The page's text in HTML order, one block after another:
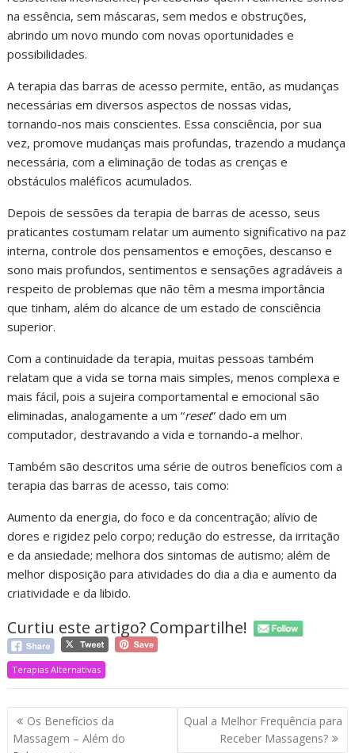
na essência, sem máscaras, sem medos e obstruções,
abrindo um novo mundo com novas oportunidades e
possibilidades.
A terapia das barras de acesso permite, então, as mudanças
necessárias em diversos aspectos de nossas vidas,
tornando-nos mais conscientes. Essa consciência, por sua
vez, promove mudanças mais profundas, trazendo a mudança
necessária, com a eliminação de todas as crenças e
obstáculos maléficos acumulados.
Depois de sessões da terapia de barras de acesso, seus
praticantes costumam relatar um aumento significativo na paz
interna, controle dos pensamentos e emoções, descanso e
sono mais profundos, sentimentos e sensações agradáveis a
respeito de problemas que não têm a mesma importância
que tinham, além do alcance de um estado de consciência
superior.
Com a continuidade da terapia, muitas pessoas também
relatam que a vida se torna mais simples, menos complexa e
mais fácil, pois a sujeira comportamental e emocional são
eliminadas, analogamente a um “reset” dado em um
computador, destravando a vida e tornando-a melhor.
Também são descritos uma série de outros benefícios com a
terapia das barras de acesso, tais como:
Aumento da energia, do foco e da concentração; alívio de
dores e rigidez pelo corpo; redução do estresse, da irritação
e da ansiedade; melhora dos sintomas de autismo; além de
melhor disposição para atividades do dia a dia e aumento da
criatividade e da libido.
Curtiu este artigo? Compartilhe!
Terapias Alternativas
Navegação
de
Os Benefícios da
Massagem – Além do
Qual a Melhor Frequência para
Receber Massagens?